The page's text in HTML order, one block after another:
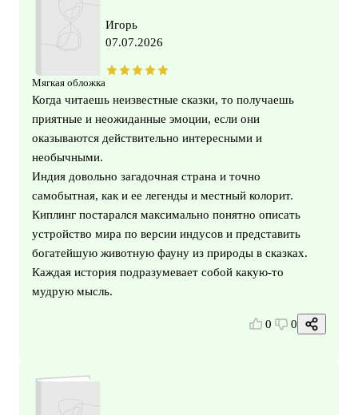
Мягкая обложка
Игорь
07.07.2026
Когда читаешь неизвестные сказки, то получаешь
приятные и неожиданные эмоции, если они
оказываются действительно интересными и
необычными.
Индия довольно загадочная страна и точно
самобытная, как и ее легенды и местный колорит.
Киплинг постарался максимально понятно описать
устройство мира по версии индусов и представить
богатейшую животную фауну из природы в сказках.
Каждая история подразумевает собой какую-то
мудрую мысль.
0 0